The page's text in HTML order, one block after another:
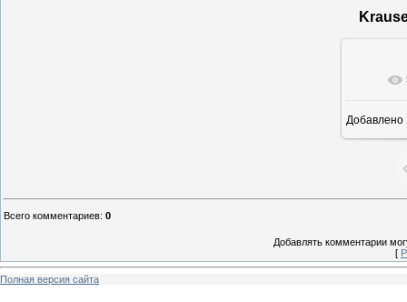
Добавлено
Всего комментариев: 0
Добавлять комментарии
[
Полная версия сайта